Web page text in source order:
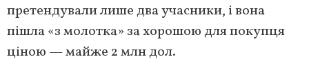
претендували лише два учасники, і вона
пішла «з молотка» за хорошою для покупця
ціною — майже 2 млн дол.